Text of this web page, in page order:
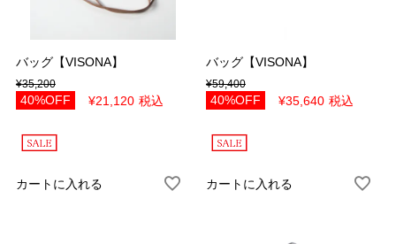
バッグ【VISONA】
¥35,200
40%OFF ¥21,120 税込
カートに入れる
バッグ【VISONA】
¥59,400
40%OFF ¥35,640 税込
カートに入れる